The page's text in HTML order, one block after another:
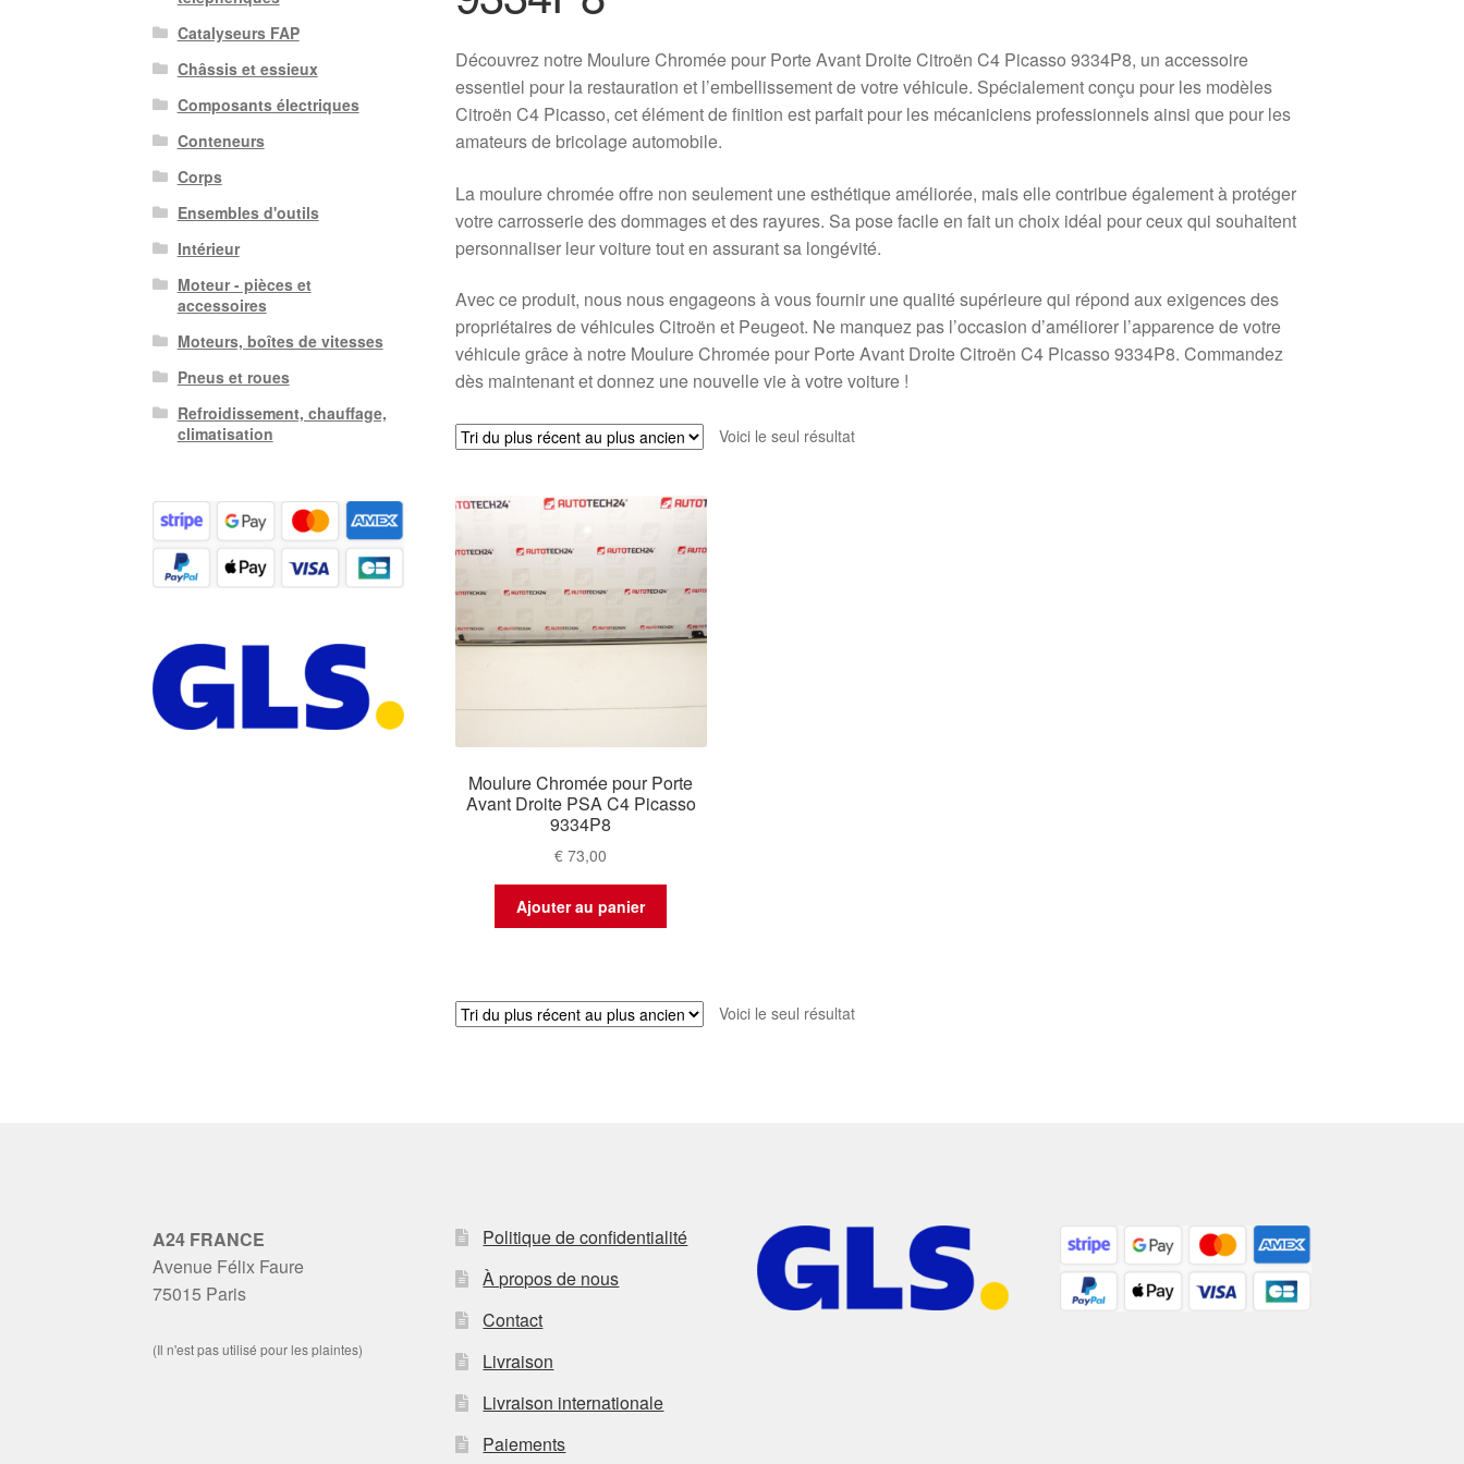
Découvrez notre Moulure Chromée pour Porte Avant Droite Citroën C4 Picasso 9334P8, un accessoire
essentiel pour la restauration et l’embellissement de votre véhicule. Spécialement conçu pour les modèles
Citroën C4 Picasso, cet élément de finition est parfait pour les mécaniciens professionnels ainsi que pour les
amateurs de bricolage automobile.
La moulure chromée offre non seulement une esthétique améliorée, mais elle contribue également à protéger
votre carrosserie des dommages et des rayures. Sa pose facile en fait un choix idéal pour ceux qui souhaitent
personnaliser leur voiture tout en assurant sa longévité.
Avec ce produit, nous nous engageons à vous fournir une qualité supérieure qui répond aux exigences des
propriétaires de véhicules Citroën et Peugeot. Ne manquez pas l’occasion d’améliorer l’apparence de votre
véhicule grâce à notre Moulure Chromée pour Porte Avant Droite Citroën C4 Picasso 9334P8. Commandez
dès maintenant et donnez une nouvelle vie à votre voiture !
Voici le seul résultat
Moulure Chromée pour Porte
Avant Droite PSA C4 Picasso
9334P8
€ 73,00
Ajouter au panier
Voici le seul résultat
Catalyseurs FAP
Châssis et essieux
Composants électriques
Conteneurs
Corps
Ensembles d'outils
Intérieur
Moteur - pièces et
accessoires
Moteurs, boîtes de vitesses
Pneus et roues
Refroidissement, chauffage,
climatisation
A24 FRANCE
Avenue Félix Faure
75015 Paris
(Il n'est pas utilisé pour les plaintes)
Politique de confidentialité
À propos de nous
Contact
Livraison
Livraison internationale
Paiements